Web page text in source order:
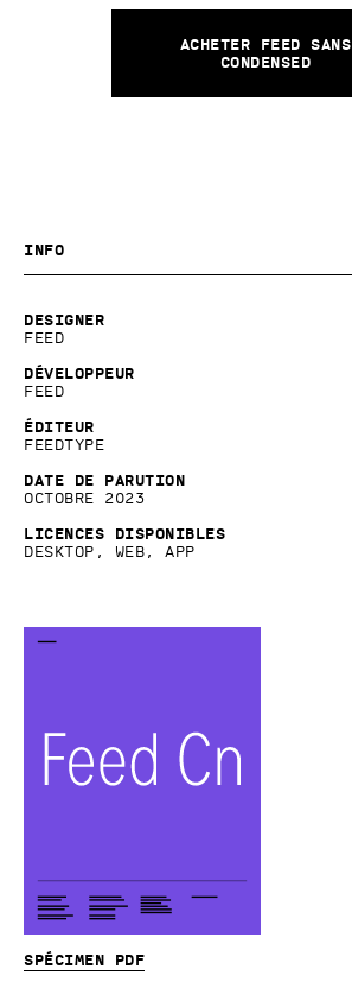
Acheter Feed Sans
Condensed
Info
Designer
Feed
Développeur
Feed
Éditeur
Feedtype
Date de parution
Octobre 2023
Licences disponibles
Desktop, Web, App
Spécimen PDF